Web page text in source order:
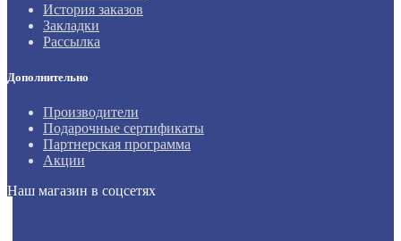
История заказов
Закладки
Рассылка
Дополнительно
Производители
Подарочные сертификаты
Партнерская программа
Акции
Наш магазин в соцсетях